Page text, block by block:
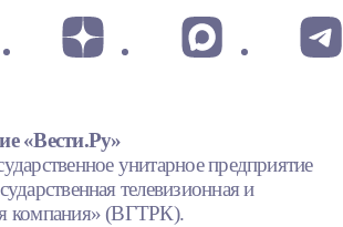
«Вести.Ру»
унитарное предприятие
телевизионная и
компания» (ВГТРК).